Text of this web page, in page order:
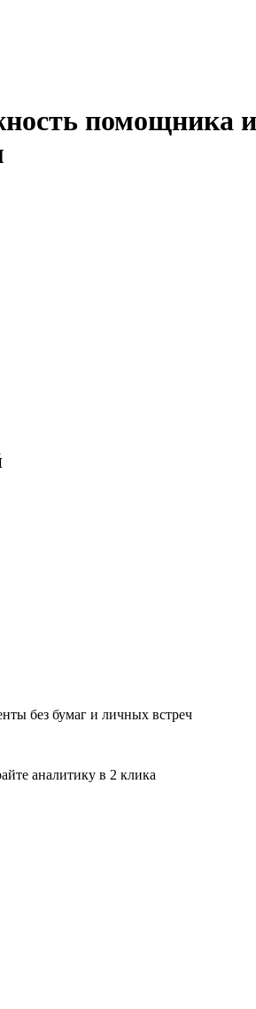
помощника
без бумаг и личных встреч
аналитику в 2 клика